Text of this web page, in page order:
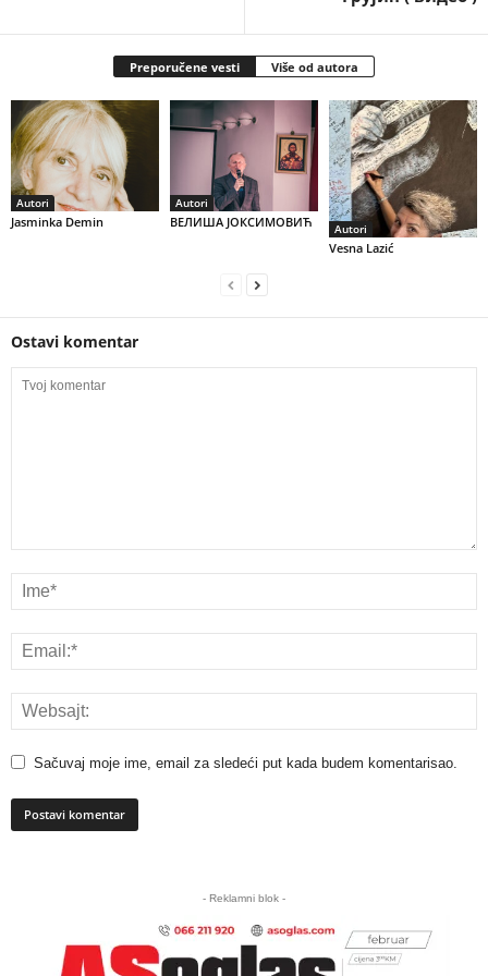
Preporučene vesti Više od autora
Autori
Jasminka Demin
Autori
ВЕЛИША ЈОКСИМОВИЋ Autori
Vesna Lazić
Ostavi komentar
Sačuvaj moje ime, email za sledeći put kada budem komentarisao.
- Reklamni blok -